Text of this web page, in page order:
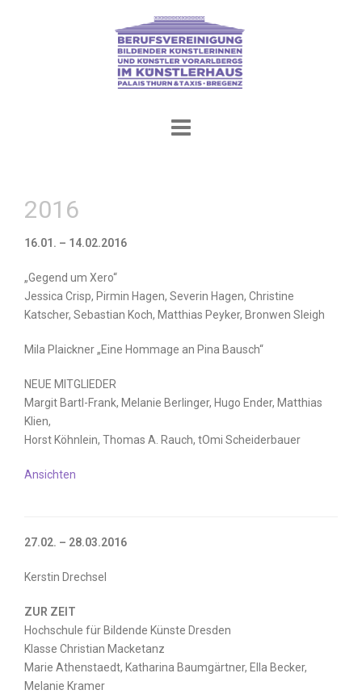
2016
16.01. – 14.02.2016
„Gegend um Xero“
Jessica Crisp, Pirmin Hagen, Severin Hagen, Christine
Katscher, Sebastian Koch, Matthias Peyker, Bronwen Sleigh
Mila Plaickner „Eine Hommage an Pina Bausch“
NEUE MITGLIEDER
Margit Bartl-Frank, Melanie Berlinger, Hugo Ender, Matthias
Klien,
Horst Köhnlein, Thomas A. Rauch, tOmi Scheiderbauer
Ansichten
27.02. – 28.03.2016
Kerstin Drechsel
ZUR ZEIT
Hochschule für Bildende Künste Dresden
Klasse Christian Macketanz
Marie Athenstaedt, Katharina Baumgärtner, Ella Becker,
Melanie Kramer